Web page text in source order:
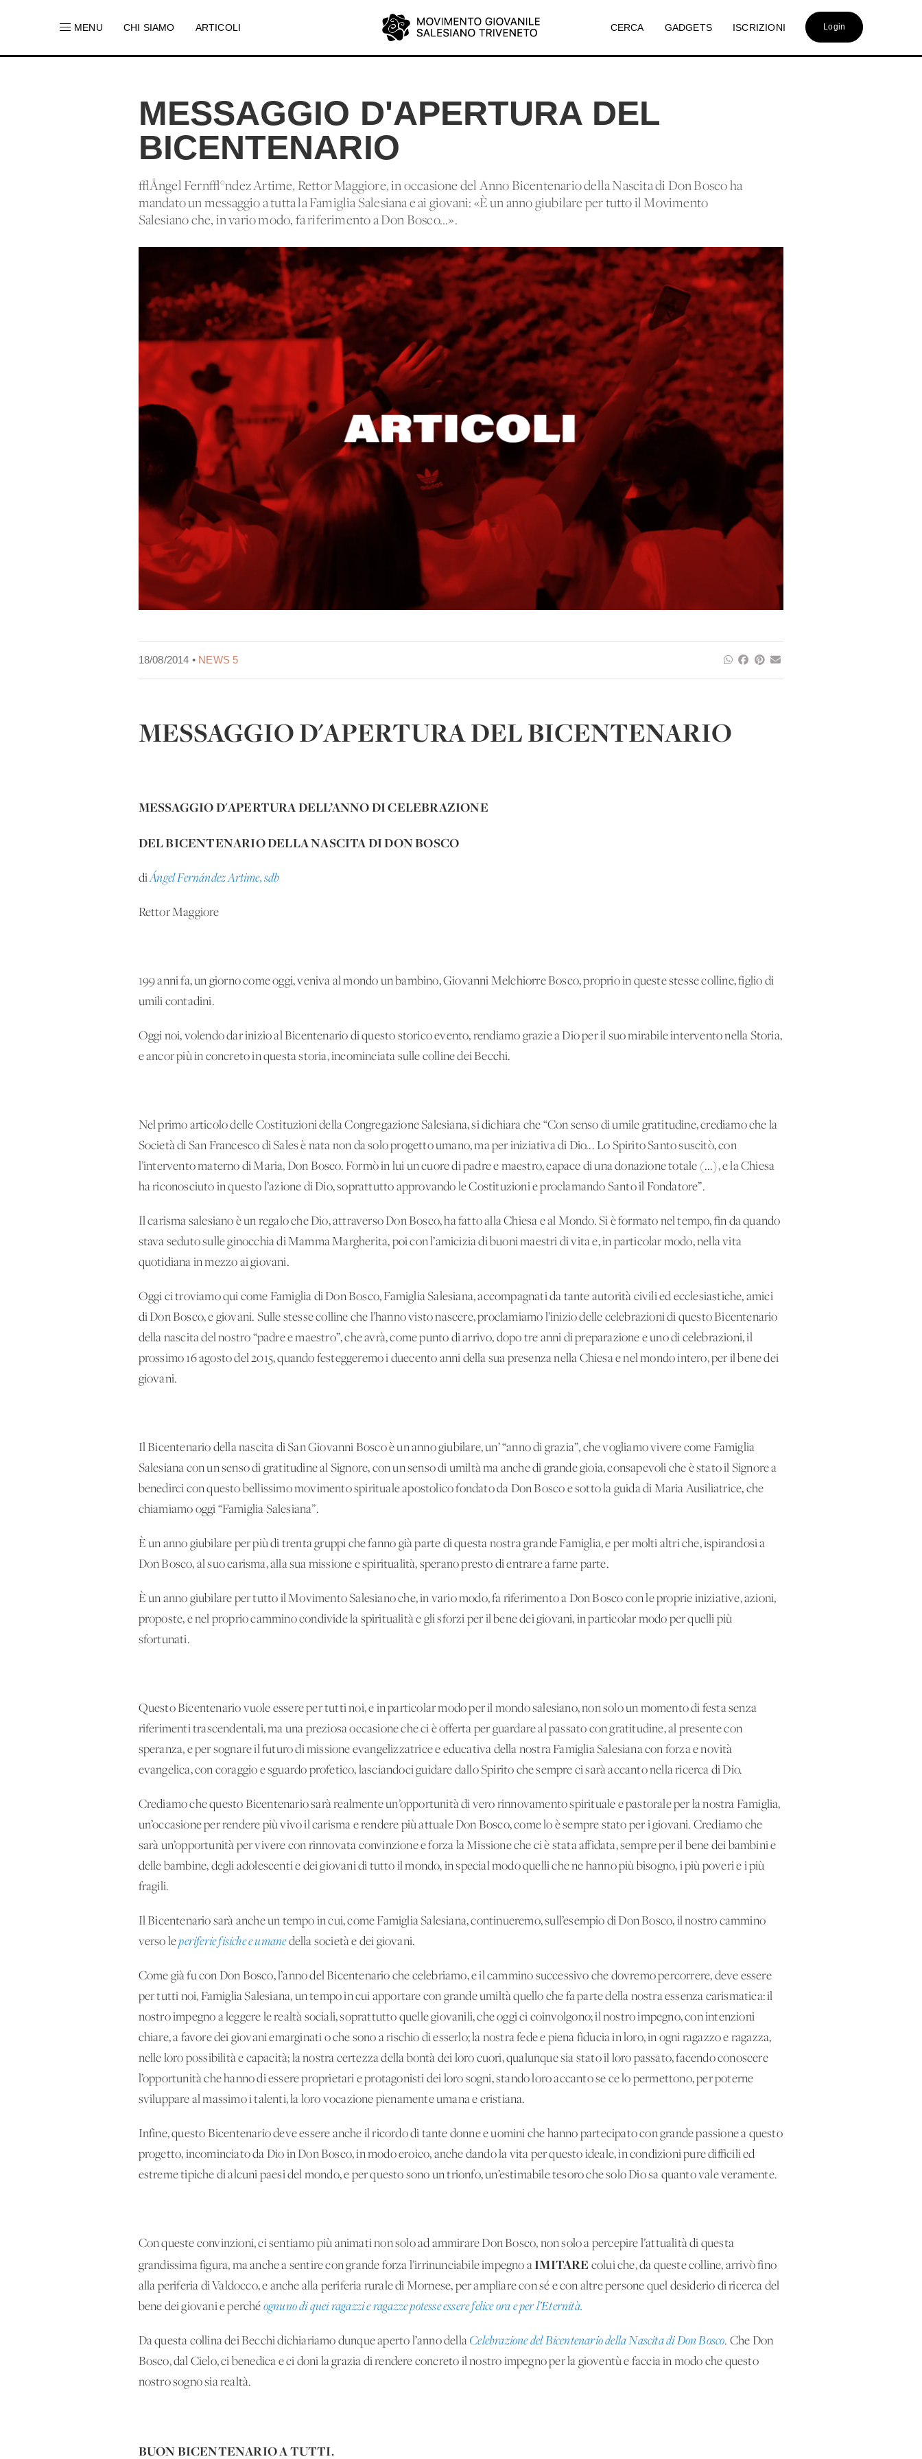
MENU CHI SIAMO ARTICOLI CERCA GADGETS ISCRIZIONI Login
MESSAGGIO D'APERTURA DEL
BICENTENARIO
√Ångel Fern√°ndez Artime, Rettor Maggiore, in occasione del Anno Bicentenario della Nascita di Don Bosco ha
mandato un messaggio a tutta la Famiglia Salesiana e ai giovani: «È un anno giubilare per tutto il Movimento
Salesiano che, in vario modo, fa riferimento a Don Bosco...».
18/08/2014 • NEWS 5
MESSAGGIO D'APERTURA DEL BICENTENARIO
MESSAGGIO D'APERTURA DELL’ANNO DI CELEBRAZIONE
DEL BICENTENARIO DELLA NASCITA DI DON BOSCO
diÁngel Fernández Artime, sdb
Rettor Maggiore
199 anni fa, un giorno come oggi, veniva al mondo un bambino, Giovanni Melchiorre Bosco, proprio in queste stesse colline, figlio di
umili contadini.
Oggi noi, volendo dar inizio al Bicentenario di questo storico evento, rendiamo grazie a Dio per il suo mirabile intervento nella Storia,
e ancor più in concreto in questa storia, incominciata sulle colline dei Becchi.
Nel primo articolo delle Costituzioni della Congregazione Salesiana, si dichiara che “Con senso di umile gratitudine, crediamo che la
Società di San Francesco di Sales è nata non da solo progetto umano, ma per iniziativa di Dio... Lo Spirito Santo suscitò, con
l’intervento materno di Maria, Don Bosco. Formò in lui un cuore di padre e maestro, capace di una donazione totale (...), e la Chiesa
ha riconosciuto in questo l’azione di Dio, soprattutto approvando le Costituzioni e proclamando Santo il Fondatore”.
Il carisma salesiano è un regalo che Dio, attraverso Don Bosco, ha fatto alla Chiesa e al Mondo. Si è formato nel tempo, fin da quando
stava seduto sulle ginocchia di Mamma Margherita, poi con l’amicizia di buoni maestri di vita e, in particolar modo, nella vita
quotidiana in mezzo ai giovani.
Oggi ci troviamo qui come Famiglia di Don Bosco, Famiglia Salesiana, accompagnati da tante autorità civili ed ecclesiastiche, amici
di Don Bosco, e giovani. Sulle stesse colline che l’hanno visto nascere, proclamiamo l’inizio delle celebrazioni di questo Bicentenario
della nascita del nostro “padre e maestro”, che avrà, come punto di arrivo, dopo tre anni di preparazione e uno di celebrazioni, il
prossimo 16 agosto del 2015, quando festeggeremo i duecento anni della sua presenza nella Chiesa e nel mondo intero, per il bene dei
giovani.
Il Bicentenario della nascita di San Giovanni Bosco è un anno giubilare, un’ “anno di grazia”, che vogliamo vivere come Famiglia
Salesiana con un senso di gratitudine al Signore, con un senso di umiltà ma anche di grande gioia, consapevoli che è stato il Signore a
benedirci con questo bellissimo movimento spirituale apostolico fondato da Don Bosco e sotto la guida di Maria Ausiliatrice, che
chiamiamo oggi “Famiglia Salesiana”.
È un anno giubilare per più di trenta gruppi che fanno già parte di questa nostra grande Famiglia, e per molti altri che, ispirandosi a
Don Bosco, al suo carisma, alla sua missione e spiritualità, sperano presto di entrare a farne parte.
È un anno giubilare per tutto il Movimento Salesiano che, in vario modo, fa riferimento a Don Bosco con le proprie iniziative, azioni,
proposte, e nel proprio cammino condivide la spiritualità e gli sforzi per il bene dei giovani, in particolar modo per quelli più
sfortunati.
Questo Bicentenario vuole essere per tutti noi, e in particolar modo per il mondo salesiano, non solo un momento di festa senza
riferimenti trascendentali, ma una preziosa occasione che ci è offerta per guardare al passato con gratitudine, al presente con
speranza, e per sognare il futuro di missione evangelizzatrice e educativa della nostra Famiglia Salesiana con forza e novità
evangelica, con coraggio e sguardo profetico, lasciandoci guidare dallo Spirito che sempre ci sarà accanto nella ricerca di Dio.
Crediamo che questo Bicentenario sarà realmente un’opportunità di vero rinnovamento spirituale e pastorale per la nostra Famiglia,
un’occasione per rendere più vivo il carisma e rendere più attuale Don Bosco, come lo è sempre stato per i giovani. Crediamo che
sarà un’opportunità per vivere con rinnovata convinzione e forza la Missione che ci è stata affidata, sempre per il bene dei bambini e
delle bambine, degli adolescenti e dei giovani di tutto il mondo, in special modo quelli che ne hanno più bisogno, i più poveri e i più
fragili.
Il Bicentenario sarà anche un tempo in cui, come Famiglia Salesiana, continueremo, sull’esempio di Don Bosco, il nostro cammino
verso leperiferie fisiche e umanedella società e dei giovani.
Come già fu con Don Bosco, l’anno del Bicentenario che celebriamo, e il cammino successivo che dovremo percorrere, deve essere
per tutti noi, Famiglia Salesiana, un tempo in cui apportare con grande umiltà quello che fa parte della nostra essenza carismatica: il
nostro impegno a leggere le realtà sociali, soprattutto quelle giovanili, che oggi ci coinvolgono; il nostro impegno, con intenzioni
chiare, a favore dei giovani emarginati o che sono a rischio di esserlo; la nostra fede e piena fiducia in loro, in ogni ragazzo e ragazza,
nelle loro possibilità e capacità; la nostra certezza della bontà dei loro cuori, qualunque sia stato il loro passato, facendo conoscere
l’opportunità che hanno di essere proprietari e protagonisti dei loro sogni, stando loro accanto se ce lo permettono, per poterne
sviluppare al massimo i talenti, la loro vocazione pienamente umana e cristiana.
Infine, questo Bicentenario deve essere anche il ricordo di tante donne e uomini che hanno partecipato con grande passione a questo
progetto, incominciato da Dio in Don Bosco, in modo eroico, anche dando la vita per questo ideale, in condizioni pure difficili ed
estreme tipiche di alcuni paesi del mondo, e per questo sono un trionfo, un’estimabile tesoro che solo Dio sa quanto vale veramente.
Con queste convinzioni, ci sentiamo più animati non solo ad ammirare Don Bosco, non solo a percepire l’attualità di questa
grandissima figura, ma anche a sentire con grande forza l’irrinunciabile impegno aIMITARE colui che, da queste colline, arrivò fino
alla periferia di Valdocco, e anche alla periferia rurale di Mornese, per ampliare con sé e con altre persone quel desiderio di ricerca del
bene dei giovani e perché ognuno di quei ragazzi e ragazze potesse essere felice ora e per l’Eternità.
Da questa collina dei Becchi dichiariamo dunque aperto l’anno della Celebrazione del Bicentenario della Nascita di Don Bosco. Che Don
Bosco, dal Cielo, ci benedica e ci doni la grazia di rendere concreto il nostro impegno per la gioventù e faccia in modo che questo
nostro sogno sia realtà.
BUON BICENTENARIO A TUTTI.